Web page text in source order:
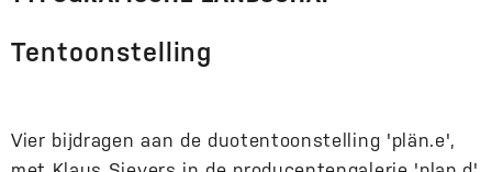
Tentoonstelling
Vier bijdragen aan de duotentoonstelling 'plän.e',